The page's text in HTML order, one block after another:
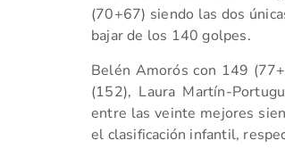
(70+67) siendo las dos
bajar de los 140 golpes.
Belén Amorós con 149
(152), Laura Martín-
entre las veinte mejores
el clasificación infantil,